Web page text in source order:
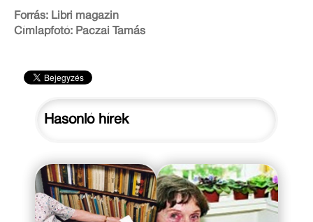
Forrás: Libri magazin
Címlapfotó: Paczai Tamás
Hasonló hírek